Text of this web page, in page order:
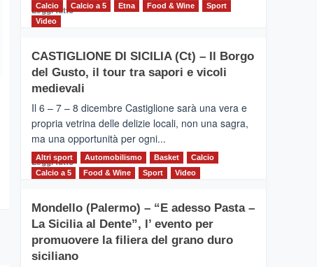
Leggi tuttoLeggi
MOIO
ALCANTARA
–
alla
scoperta
del
territorio,
tra
sport
messaggi
di
Calcio
Calcio a 5 Etna Food & Wine
Sport
Video
CASTIGLIONE DI SICILIA (Ct) – Il Borgo
del Gusto, il tour tra sapori e vicoli
medievali
Il 6 – 7 – 8 dicembre Castiglione sarà una vera e
propria vetrina delle delizie locali, non una sagra,
ma una opportunità per ogni...
Leggi tuttoLeggi
CASTIGLIONE
DI
SICILIA
(Ct)
Altri sport Automobilismo Basket
Calcio
Calcio a 5
Food & Wine Sport Video
Mondello (Palermo) – “E adesso Pasta –
La Sicilia al Dente”, l’ evento per
promuovere la filiera del grano duro
siciliano